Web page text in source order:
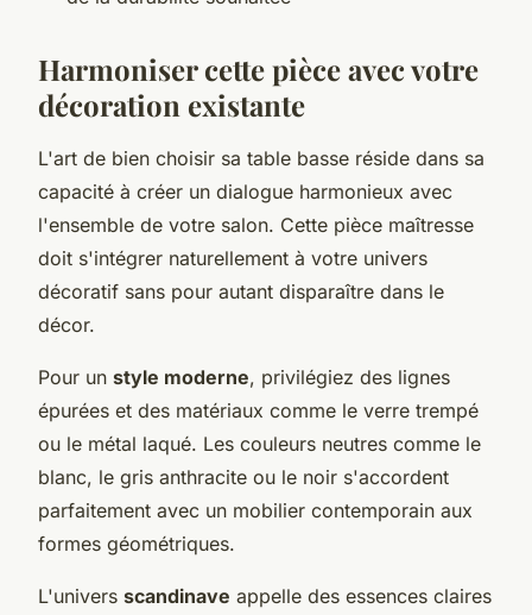
Harmoniser cette pièce avec votre
décoration existante
L'art de bien choisir sa table basse réside dans sa
capacité à créer un dialogue harmonieux avec
l'ensemble de votre salon. Cette pièce maîtresse
doit s'intégrer naturellement à votre univers
décoratif sans pour autant disparaître dans le
décor.
Pour un style moderne, privilégiez des lignes
épurées et des matériaux comme le verre trempé
ou le métal laqué. Les couleurs neutres comme le
blanc, le gris anthracite ou le noir s'accordent
parfaitement avec un mobilier contemporain aux
formes géométriques.
L'univers scandinave appelle des essences claires